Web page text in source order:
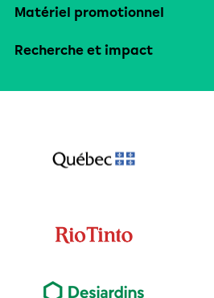
Matériel promotionnel
Recherche et impact